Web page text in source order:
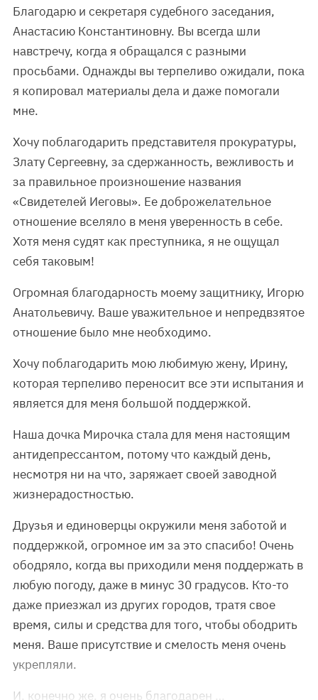
Благодарю и секретаря судебного заседания,
Анастасию Константиновну. Вы всегда шли
навстречу, когда я обращался с разными
просьбами. Однажды вы терпеливо ожидали, пока
я копировал материалы дела и даже помогали
мне.
Хочу поблагодарить представителя прокуратуры,
Злату Сергеевну, за сдержанность, вежливость и
за правильное произношение названия
«Свидетелей Иеговы». Ее доброжелательное
отношение вселяло в меня уверенность в себе.
Хотя меня судят как преступника, я не ощущал
себя таковым!
Огромная благодарность моему защитнику, Игорю
Анатольевичу. Ваше уважительное и непредвзятое
отношение было мне необходимо.
Хочу поблагодарить мою любимую жену, Ирину,
которая терпеливо переносит все эти испытания и
является для меня большой поддержкой.
Наша дочка Мирочка стала для меня настоящим
антидепрессантом, потому что каждый день,
несмотря ни на что, заряжает своей заводной
жизнерадостностью.
Друзья и единоверцы окружили меня заботой и
поддержкой, огромное им за это спасибо! Очень
ободряло, когда вы приходили меня поддержать в
любую погоду, даже в минус 30 градусов. Кто-то
даже приезжал из других городов, тратя свое
время, силы и средства для того, чтобы ободрить
меня. Ваше присутствие и смелость меня очень
укрепляли.
И, конечно же, я очень благодарен …